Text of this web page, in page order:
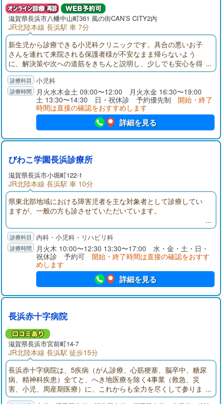
滋賀県長浜市八幡中山町361 風の街CAN’S CITY2内
JR北陸本線 長浜駅 車 7分
新生児から診療できる小児科クリニックです。具合の悪いお子
さんを連れて来院される保護者様が不安なまま帰らないよう
に、解決策や次への道筋をきちんと説明し、少しでも安心を得
ていただける医院でありたいと思って診療しています。
小児科
月火水木金土 09:00〜12:00 月火水金 16:30〜19:00
土 13:30〜14:30 日・祝休診 予約優先制 開始・終了
時間は直接の確認をおすすめします
詳細を見る
びわこ学園長浜診療所
滋賀県長浜市小堀町122-1
JR北陸本線 長浜駅 車 10分
県東北部地域における障害児者を主な対象者として診療してい
ますが、一般の方も診させていただいています。
内科・小児科・リハビリ科
月火木 10:00〜12:30 13:30〜17:00 水・金・土・日・
祝休診 予約可 開始・終了時間は直接の確認をおすす
めします
詳細を見る
長浜赤十字病院
滋賀県長浜市宮前町14-7
JR北陸本線 長浜駅 徒歩15分
長浜赤十字病院は、5疾病（がん診療、心筋梗塞、脳卒中、糖尿
病、精神科疾患）全てと、へき地医療を除く4事業（救急、災
害、小児、周産期医療）に、これからも全力を尽くして参りま
す。